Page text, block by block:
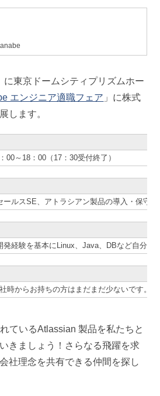
に東京ドームシティプリズムホー
エンジニア適職フェア 」に株式
します。
00～18：00（17：30受付終了）
ールスSE、アトラシアン製品の導入・保守
発経験を基本にLinux、Java、DBなど自分
時からお持ちの方はまだまだ少ないです。
ているAtlassian 製品を私たちと
きましょう！さらなる飛躍を求
社理念を共有できる仲間を探し